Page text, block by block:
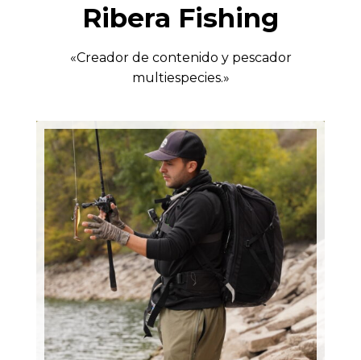
Ribera Fishing
«Creador de contenido y pescador
multiespecies.»